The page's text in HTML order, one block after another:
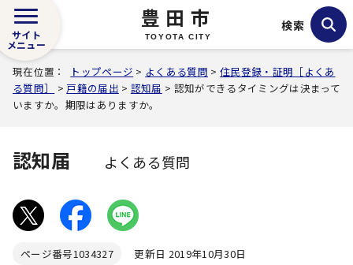
豊田市
TOYOTA CITY
サイト
メニュー
検索
現在位置： トップページ > よくある質問 >住民登録・証明［よくあ
る質問］
> 戸籍の届出 > 認知届 > 認知ができるタイミングは決まって
いますか。期限はありますか。
認知届 よくある質問
ページ番号1034327 更新日 2019年10月30日